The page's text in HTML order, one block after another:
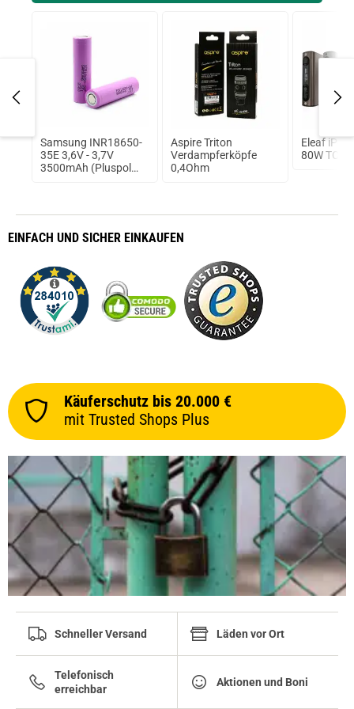
14.04.2018 — via
Trustedshops.de
verifizierter Onlinekauf.
Watteverlegung ziemlich herausfordernd.
14.04.2018 — viaTrustedshops.de
Uwe J.
Schick, guter Geschmack, gut verarbeitet,
Watteverlegung ziemlich herausfordernd.
Rainer D.
verifizierter Onlinekauf.
Sehr guter MTL RTA, hab Sofort auf 4,5ml umgebaut,
Ohm mit Kanthal A1 Draht) mit einer guten
Verarbeitungsqualität.
08.04.2018 — via
Trustedshops.de
Rainer D.
verifizierter Onlinekauf.
Sehr guter MTL RTA, hab Sofort auf 4,5ml umgebaut,
leichtes befüllen, wickeln und guter Geschmack bei (1,1
Ohm mit Kanthal A1 Draht) mit einer guten
Verarbeitungsqualität.
Samsung INR18650-
35E 3,6V - 3,7V
3500mAh (Pluspol
Aspire Triton
Verdampferköpfe
0,4Ohm
Eleaf
80W TC
EINFACH UND SICHER EINKAUFEN
Käuferschutz bis 20.000 €
mit Trusted Shops Plus
Schneller Versand Läden vor Ort
Telefonisch
erreichbar
Aktionen und Boni